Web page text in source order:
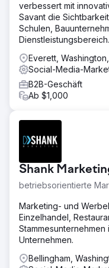
verbessert mit
Savant die
Schulen,
Dienstleistungsbereich.
Everett,
Social-Media-
B2B-Geschäft
Ab $1,000
Shank
betriebsorientierte
Marketing- und
Einzelhandel,
Unternehmen.
Bellingham,